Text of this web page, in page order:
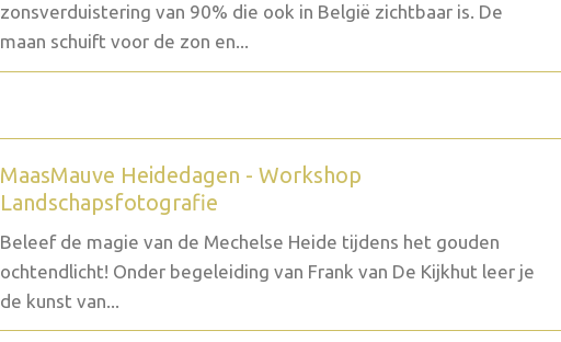
zonsverduistering van 90% die ook in België zichtbaar is. De
maan schuift voor de zon en...
MaasMauve Heidedagen - Workshop
Landschapsfotografie
Beleef de magie van de Mechelse Heide tijdens het gouden
ochtendlicht! Onder begeleiding van Frank van De Kijkhut leer je
de kunst van...